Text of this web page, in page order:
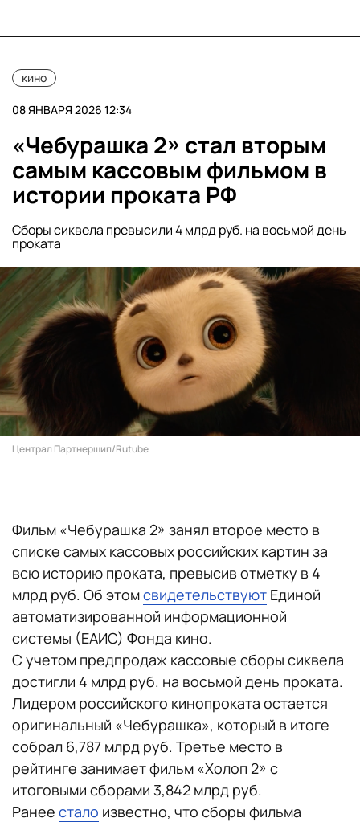
кино
08 ЯНВАРЯ 2026 12:34
«Чебурашка 2» стал вторым
самым кассовым фильмом в
истории проката РФ
Сборы сиквела превысили 4 млрд руб. на восьмой день
проката
Централ Партнершип/Rutube
Фильм «Чебурашка 2» занял второе место в
списке самых кассовых российских картин за
всю историю проката, превысив отметку в 4
млрд руб. Об этомсвидетельствуют Единой
автоматизированной информационной
системы (ЕАИС) Фонда кино.
С учетом предпродаж кассовые сборы сиквела
достигли 4 млрд руб. на восьмой день проката.
Лидером российского кинопроката остается
оригинальный «Чебурашка», который в итоге
собрал 6,787 млрд руб. Третье место в
рейтинге занимает фильм «Холоп 2» с
итоговыми сборами 3,842 млрд руб.
Ранее стало известно, что сборы фильма